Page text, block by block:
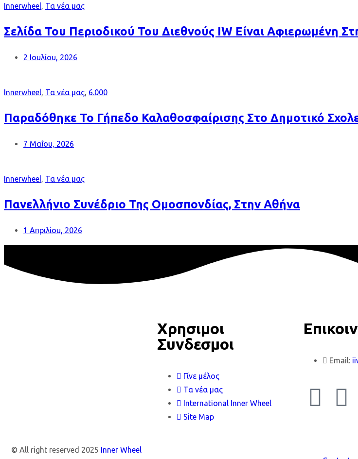
Innerwheel, Τα νέα μας
Σελίδα Του Περιοδικού Του Διεθνούς IW Είναι Αφιερωμένη
2 Ιουλίου, 2026
Innerwheel, Τα νέα μας, 6.000
Παραδόθηκε Το Γήπεδο Καλαθοσφαίρισης Στο Δημοτικό
7 Μαΐου, 2026
Innerwheel, Τα νέα μας
Πανελλήνιο Συνέδριο Της Ομοσπονδίας, Στην Αθήνα
1 Απριλίου, 2026
Χρησιμοι
Συνδεσμοι
Γίνε μέλος
Τα νέα μας
International Inner Wheel
Site Map
Email:
© All right reserved 2025 Inner Wheel